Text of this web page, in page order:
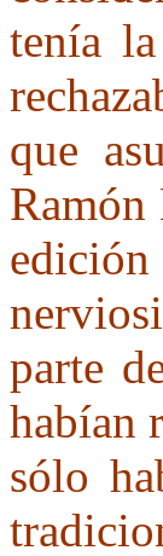
tenía
que
parte
habían
sólo